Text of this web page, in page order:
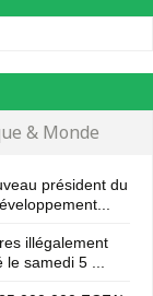
& Monde
président du
illégalement
le samedi 5 ...